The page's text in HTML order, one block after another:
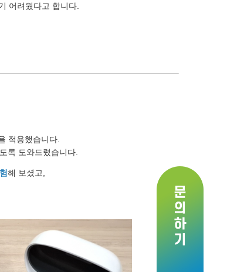
어려웠다고 합니다.
적용했습니다.
록 도와드렸습니다.
해 보셨고,